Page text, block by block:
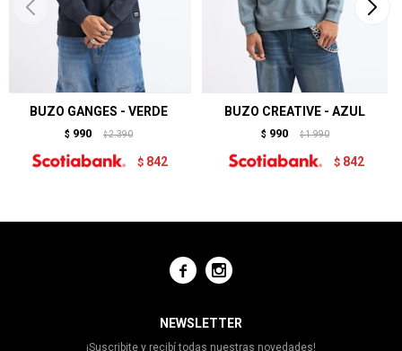
BUZO GANGES - VERDE
$ 990 $ 2.390
$ 842
BUZO CREATIVE - AZUL
$ 990 $ 1.990
$ 842
 
NEWSLETTER
¡Suscribite y recibí todas nuestras novedades!